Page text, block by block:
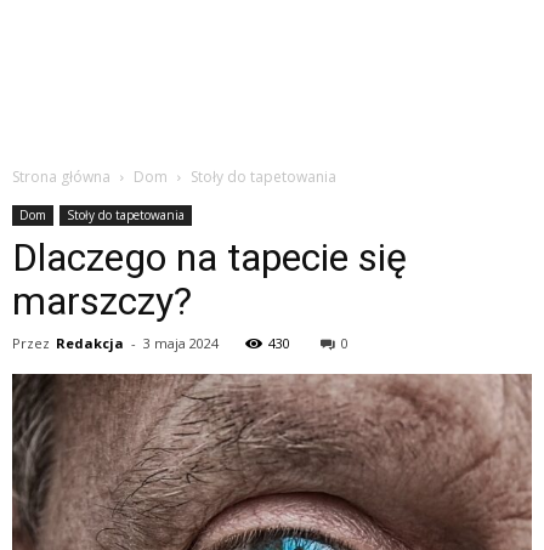
Strona główna Dom Stoły do tapetowania
Dom Stoły do tapetowania
Dlaczego na tapecie się
marszczy?
Przez Redakcja - 3 maja 2024 430 0